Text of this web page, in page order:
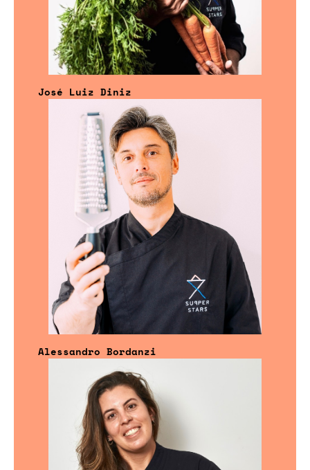
José Luiz Diniz
Alessandro Bordanzi